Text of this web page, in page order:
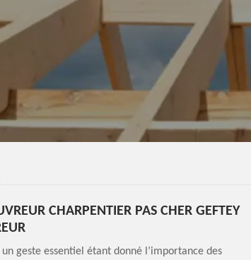
CHARPENTIER PAS CHER GEFTEY
geste essentiel étant donné l’importance des